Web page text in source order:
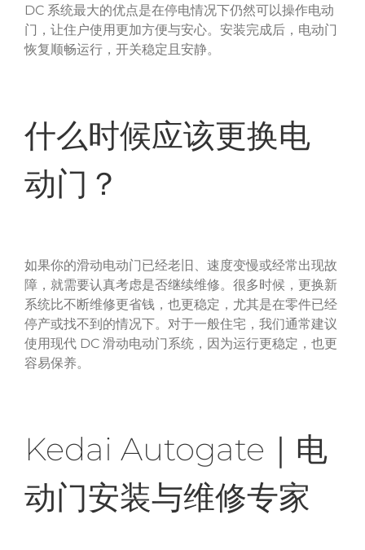
DC 系统最大的优点是在停电情况下仍然可以操作电动
门，让住户使用更加方便与安心。安装完成后，电动门
恢复顺畅运行，开关稳定且安静。
什么时候应该更换电
动门？
如果你的滑动电动门已经老旧、速度变慢或经常出现故
障，就需要认真考虑是否继续维修。 很多时候，更换新
系统比不断维修更省钱，也更稳定，尤其是在零件已经
停产或找不到的情况下。 对于一般住宅，我们通常建议
使用现代 DC 滑动电动门系统，因为运行更稳定，也更
容易保养。
Kedai Autogate ｜电
动门安装与维修专家